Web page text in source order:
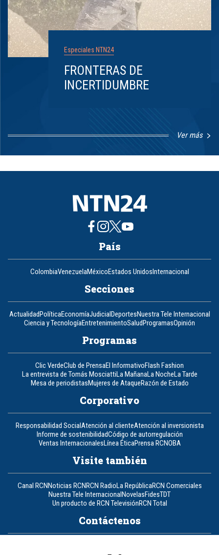
Especiales NTN24
FRONTERAS DE
INCERTIDUMBRE
Ver más
1
8
País
ColombiaVenezuelaMéxicoEstados UnidosInternacional
Secciones
ActualidadPolíticaEconomíaJudicialDeportesNuestra Tele Internacional
Ciencia y TecnologíaEntretenimientoSaludProgramasOpinión
Programas
Clic VerdeClub de PrensaEl InformativoFlash Fashion
La entrevista de Tomás MosciattiLa MañanaLa NocheLa Tarde
Mesa de periodistasMujeres de AtaqueRazón de Estado
Corporativo
Responsabilidad SocialAtención al clienteAtención al inversionista
Informe de sostenibilidadCódigo de autorregulación
Ventas InternacionalesLínea ÉticaPrensa RCNOBA
Visite también
Canal RCNNoticias RCNRCN RadioLa RepúblicaRCN Comerciales
Nuestra Tele InternacionalNovelasFidesTDT
Un producto de RCN TelevisiónRCN Total
Contáctenos